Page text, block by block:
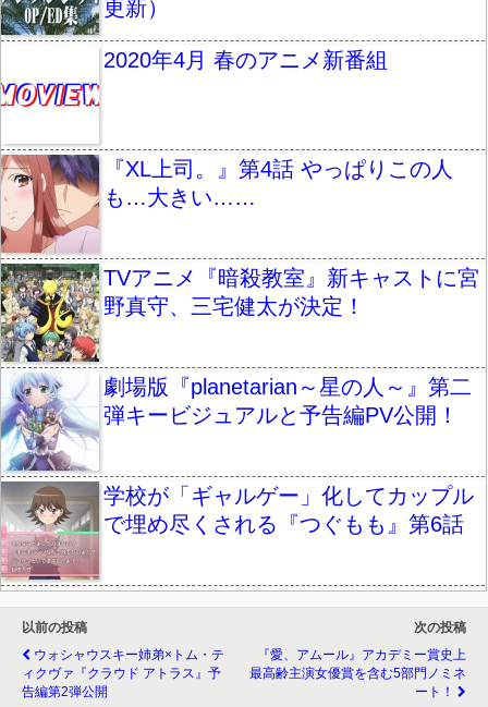
更新）
2020年4月 春のアニメ新番組
『XL上司。』第4話 やっぱりこの人
も…大きい……
TVアニメ『暗殺教室』新キャストに宮
野真守、三宅健太が決定！
劇場版『planetarian～星の人～』第二
弾キービジュアルと予告編PV公開！
学校が「ギャルゲー」化してカップル
で埋め尽くされる『つぐもも』第6話
以前の投稿
ウォシャウスキー姉弟×トム・テ
ィクヴァ『クラウド アトラス』予
告編第2弾公開
次の投稿
『愛、アムール』アカデミー賞史上
最高齢主演女優賞を含む5部門ノミネ
ート！